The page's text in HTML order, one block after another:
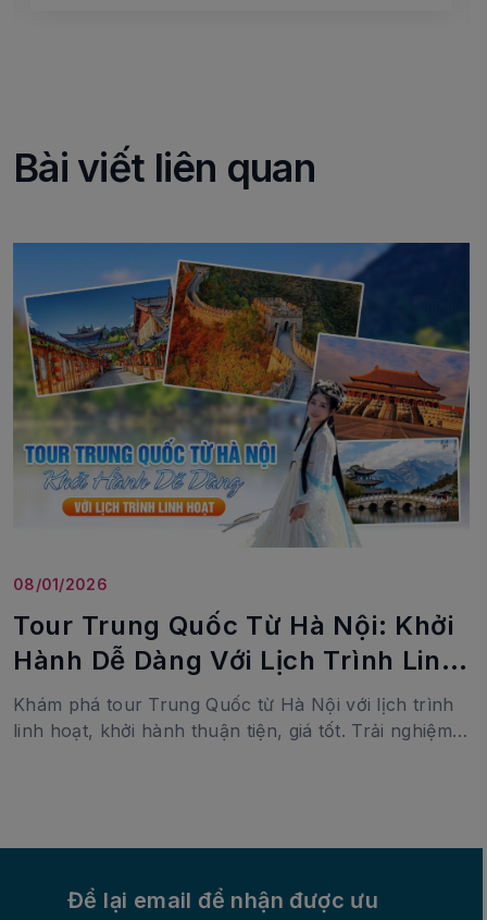
Bài viết liên quan
08/01/2026
Tour Trung Quốc Từ Hà Nội: Khởi
Hành Dễ Dàng Với Lịch Trình Linh
Hoạt
Khám phá tour Trung Quốc từ Hà Nội với lịch trình
linh hoạt, khởi hành thuận tiện, giá tốt. Trải nghiệm
Để lại email để nhận được ưu